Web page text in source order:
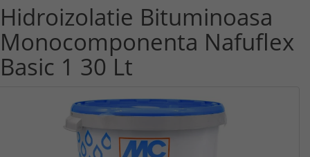
Hidroizolatie Bituminoasa
Monocomponenta Nafuflex
Basic 1 30 Lt